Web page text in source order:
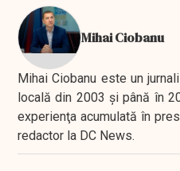
Mihai Ciobanu
Mihai Ciobanu este un
locală din 2003 şi până în
experienţa acumulată în
redactor la DC News.